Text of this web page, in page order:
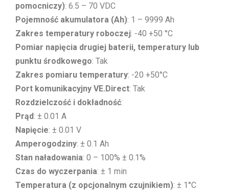
pomocniczy): 6.5 – 70 VDC
Pojemność akumulatora (Ah): 1 – 9999 Ah
Zakres temperatury roboczej: -40 +50 °C
Pomiar napięcia drugiej baterii, temperatury lub
punktu środkowego: Tak
Zakres pomiaru temperatury: -20 +50°C
Port komunikacyjny VE.Direct: Tak
Rozdzielczość i dokładność:
Prąd: ± 0.01 A
Napięcie: ± 0.01 V
Amperogodziny: ± 0.1 Ah
Stan naładowania: 0 – 100% ± 0.1%
Czas do wyczerpania: ± 1 min
Temperatura (z opcjonalnym czujnikiem): ± 1°C